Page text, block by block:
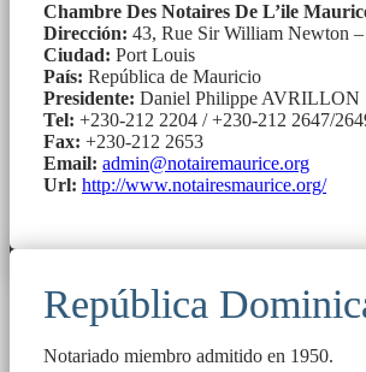
Chambre Des Notaires De L’ile
Dirección: 43, Rue Sir William Newton
Ciudad: Port Louis
País: República de Mauricio
Presidente: Daniel Philippe AVRILLON
Tel: +230-212 2204 / +230-212 2647/
Fax: +230-212 2653
Email: admin@notairemaurice.org
Url: http://www.notairesmaurice.org/
República
Notariado miembro admitido en 1950.